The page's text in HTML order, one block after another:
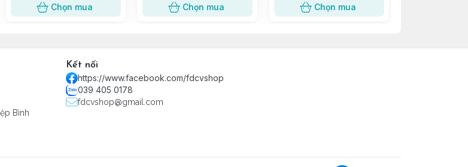
Chọn mua Chọn mua Chọn mua
Bình
Kết nối
https://www.facebook.com/fdcvshop
039 405 0178
fdcvshop@gmail.com